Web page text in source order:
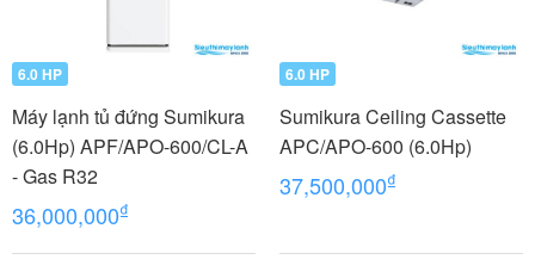
6.0 HP
Máy lạnh tủ đứng Sumikura
(6.0Hp) APF/APO-600/CL-A
- Gas R32
36,000,000₫
6.0 HP
Sumikura Ceiling Cassette
APC/APO-600 (6.0Hp)
37,500,000₫